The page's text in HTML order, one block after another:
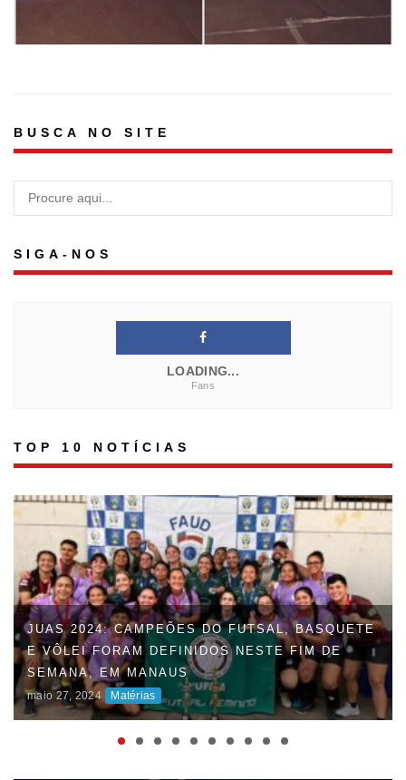
BUSCA NO SITE
SIGA-NOS
LOADING...
Fans
TOP 10 NOTÍCIAS
JUAS 2024: CAMPEÕES DO FUTSAL, BASQUETE
E VÔLEI FORAM DEFINIDOS NESTE FIM DE
SEMANA, EM MANAUS
maio 27, 2024 Matérias